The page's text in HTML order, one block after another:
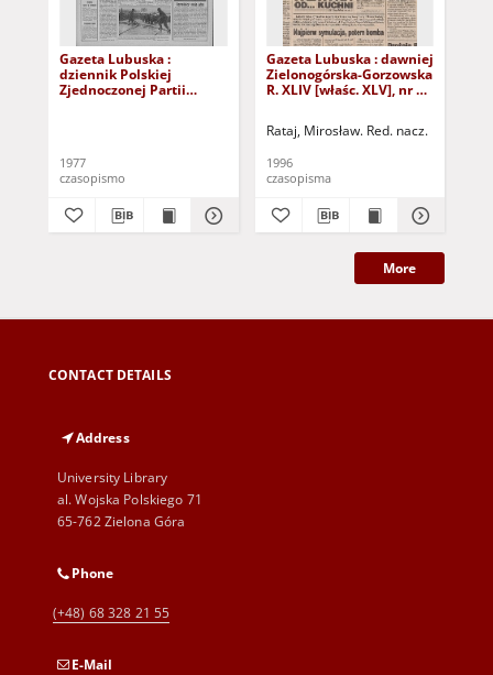
Gazeta Lubuska :
dziennik Polskiej
Zjednoczonej Partii
1977
czasopismo
Gazeta Lubuska : dawniej
Zielonogórska-Gorzowska
R. XLIV [właśc. XLV], nr 52
Rataj, Mirosław. Red. nacz.
1996
czasopisma
More
CONTACT DETAILS
Address
University Library
al. Wojska Polskiego 71
65-762 Zielona Góra
Phone
(+48) 68 328 21 55
E-Mail